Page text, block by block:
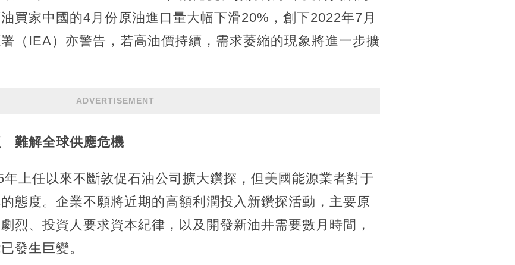
買家中國的4月份原油進口量大幅下滑20%，創下2022年7月
（IEA）亦警告，若高油價持續，需求萎縮的現象將進一步擴
ADVERTISEMENT
難解全球供應危機
上任以來不斷敦促石油公司擴大鑽探，但美國能源業者對于
態度。企業不願將近期的高額利潤投入新鑽探活動，主要原
烈、投資人要求資本紀律，以及開發新油井需要數月時間，
發生巨變。